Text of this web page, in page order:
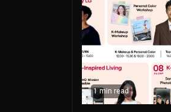
1 min read